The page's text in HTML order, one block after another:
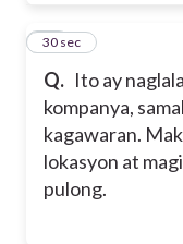
Q. Ito ay
kompanya,
kagawaran.
lokasyon at
pulong.
18
30 sec